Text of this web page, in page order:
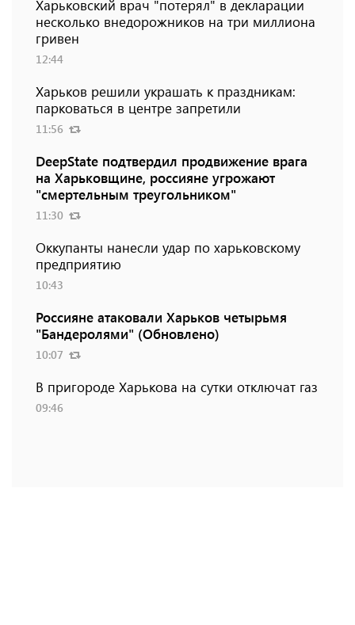
Харьковский врач "потерял" в декларации
несколько внедорожников на три миллиона
гривен
12:44
Харьков решили украшать к праздникам:
парковаться в центре запретили
11:56
DeepState подтвердил продвижение врага
на Харьковщине, россияне угрожают
"смертельным треугольником"
11:30
Оккупанты нанесли удар по харьковскому
предприятию
10:43
Россияне атаковали Харьков четырьмя
"Бандеролями" (Обновлено)
10:07
В пригороде Харькова на сутки отключат газ
09:46